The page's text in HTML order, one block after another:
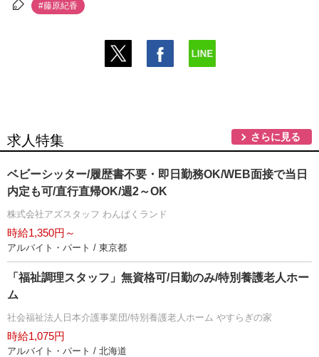
#藤原紀香
求人特集 さらに見る
ベビーシッター/履歴書不要・即日勤務OK/WEB面接で当日
内定も可/直行直帰OK/週2～OK
株式会社アズスタッフ わんぱくランド
時給1,350円～
アルバイト・パート / 東京都
「福祉調理スタッフ」無資格可/日勤のみ/特別養護老人ホー
ム
社会福祉法人日本介護事業団/特別養護老人ホーム やすらぎの家
時給1,075円
アルバイト・パート / 北海道